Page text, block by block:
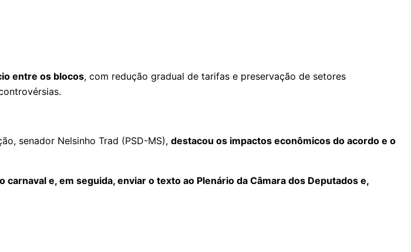
entre os blocos, com redução gradual de tarifas e preservação de setores
senador Nelsinho Trad (PSD-MS), destacou os impactos econômicos do acordo e o
e, em seguida, enviar o texto ao Plenário da Câmara dos Deputados e,